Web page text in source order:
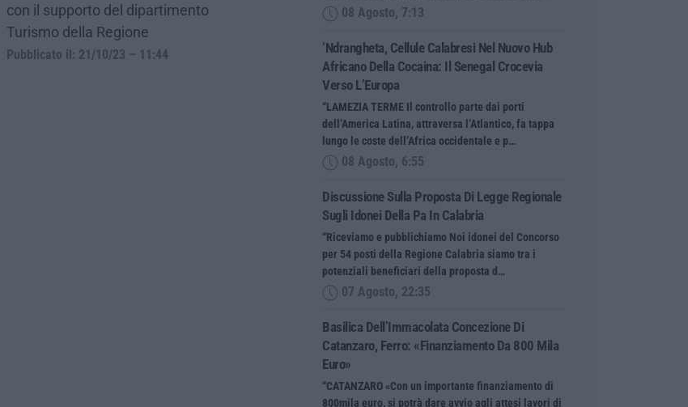
con il supporto del dipartimento
Turismo della Regione
Pubblicato il: 21/10/23 – 11:44
08 Agosto, 7:13
’Ndrangheta, Cellule Calabresi Nel Nuovo Hub
Africano Della Cocaina: Il Senegal Crocevia
Verso L’Europa
“LAMEZIA TERME Il controllo parte dai porti
dell’America Latina, attraversa l’Atlantico, fa tappa
lungo le coste dell’Africa occidentale e p…
08 Agosto, 6:55
Discussione Sulla Proposta Di Legge Regionale
Sugli Idonei Della Pa In Calabria
“Riceviamo e pubblichiamo Noi idonei del Concorso
per 54 posti della Regione Calabria siamo tra i
potenziali beneficiari della proposta d…
07 Agosto, 22:35
Basilica Dell’Immacolata Concezione Di
Catanzaro, Ferro: «finanziamento Da 800 Mila
Euro»
“CATANZARO «Con un importante finanziamento di
800mila euro, si potrà dare avvio agli attesi lavori di